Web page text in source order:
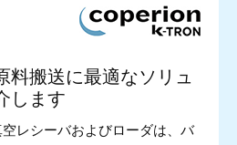
料搬送に最適なソリュ
します
レシーバおよびローダは、バ